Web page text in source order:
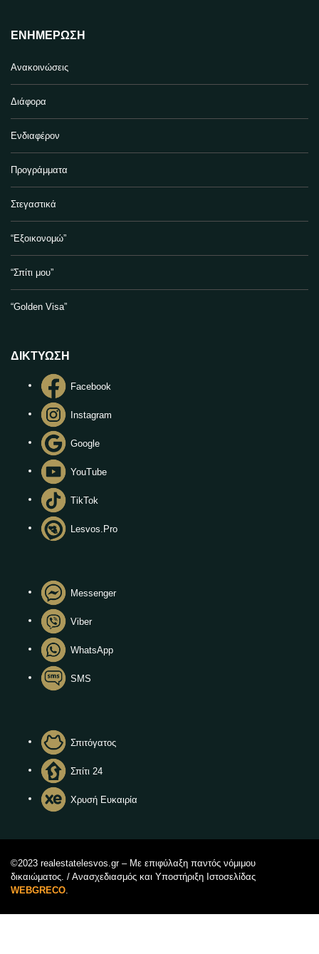
ΕΝΗΜΈΡΩΣΗ
Ανακοινώσεις
Διάφορα
Ενδιαφέρον
Προγράμματα
Στεγαστικά
“Εξοικονομώ”
“Σπίτι μου”
“Golden Visa”
ΔΙΚΤΥΩΣΗ
Facebook
Instagram
Google
YouTube
TikTok
Lesvos.Pro
Messenger
Viber
WhatsApp
SMS
Σπιτόγατος
Σπίτι 24
Χρυσή Ευκαιρία
©2023 realestatelesvos.gr – Με επιφύλαξη παντός νόμιμου
δικαιώματος. / Ανασχεδιασμός και Υποστήριξη Ιστοσελίδας
WEBGRECO.